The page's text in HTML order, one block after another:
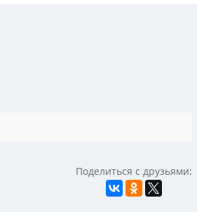
Поделиться с друзьями: